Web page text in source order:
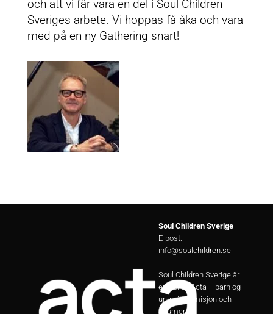
och att vi får vara en del i Soul Children
Sveriges arbete. Vi hoppas få åka och vara
med på en ny Gathering snart!
Soul Children Sverige
E-post:
info@soulchildren.se
Soul Children Sverige är
en del av Acta – barn og
unge i Normisjon och
Equmenia